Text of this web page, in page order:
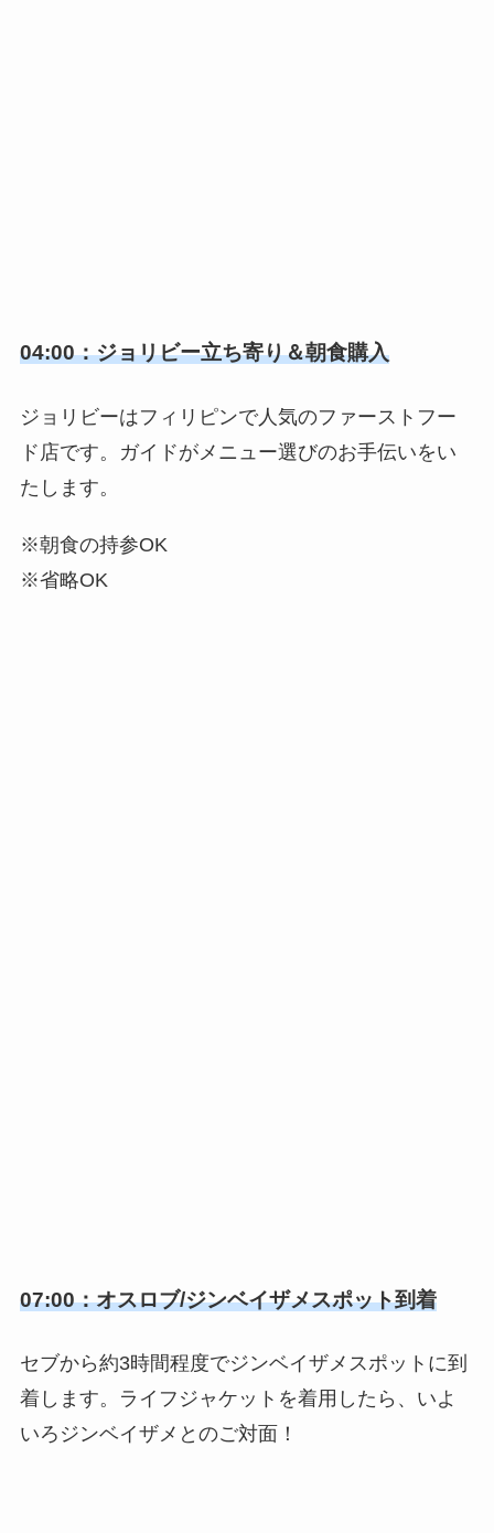
04:00：ジョリビー立ち寄り＆朝食購入
ジョリビーはフィリピンで人気のファーストフー
ド店です。ガイドがメニュー選びのお手伝いをい
たします。
※朝食の持参OK
※省略OK
07:00：オスロブ/ジンベイザメスポット到着
セブから約3時間程度でジンベイザメスポットに到
着します。ライフジャケットを着用したら、いよ
いろジンベイザメとのご対面！